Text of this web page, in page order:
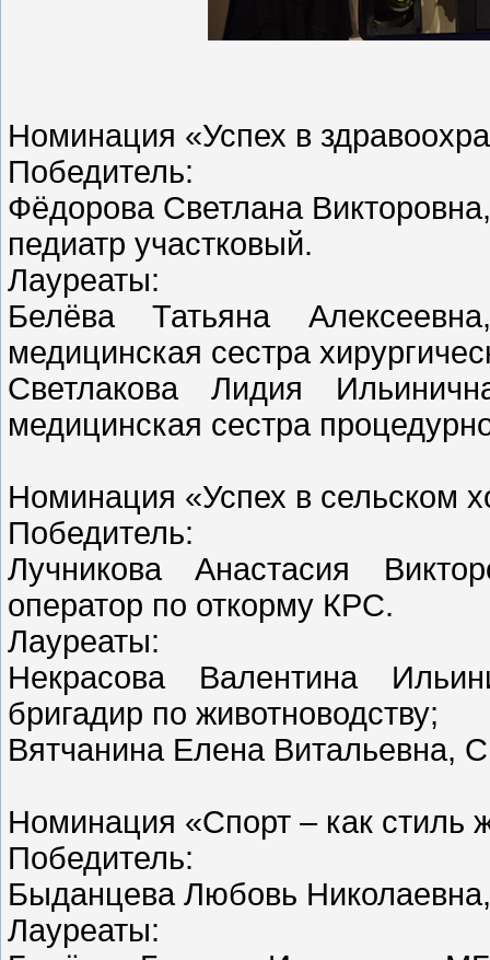
Номинация «Успех в
Победитель:
Фёдорова Светлана
педиатр участковый.
Лауреаты:
Белёва Татьяна
медицинская сестра
Светлакова Лидия
медицинская сестра
Номинация «Успех в сельском
Победитель:
Лучникова Анастасия
оператор по откорму КРС.
Лауреаты:
Некрасова Валентина
бригадир по животноводству;
Вятчанина Елена Витальевна,
Номинация «Спорт – как стиль
Победитель:
Быданцева Любовь
Лауреаты: